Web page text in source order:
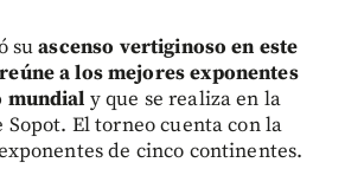
suascenso vertiginoso en este
a los mejores exponentes
mundial y que se realiza en la
El torneo cuenta con la
de cinco continentes.